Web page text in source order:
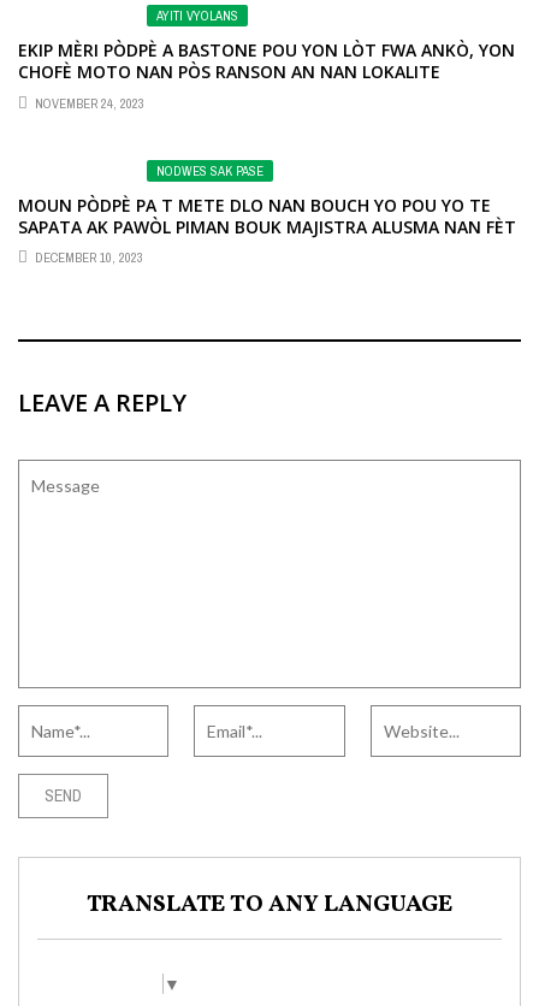
AYITI VYOLANS
EKIP MÈRI PÒDPÈ A BASTONE POU YON LÒT FWA ANKÒ, YON
CHOFÈ MOTO NAN PÒS RANSON AN NAN LOKALITE
KARENAJ.
NOVEMBER 24, 2023
NODWES SAK PASE
MOUN PÒDPÈ PA T METE DLO NAN BOUCH YO POU YO TE
SAPATA AK PAWÒL PIMAN BOUK MAJISTRA ALUSMA NAN FÈT
IMAKILE A.
DECEMBER 10, 2023
LEAVE A REPLY
TRANSLATE TO ANY LANGUAGE
▼